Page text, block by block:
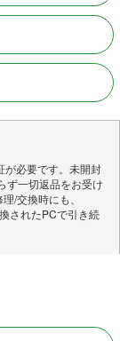
が必要です。未開封
ず一切返品をお受け
/交換時にも、
されたPCで引き続